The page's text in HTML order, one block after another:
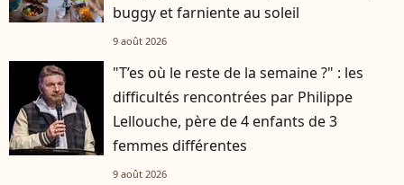
buggy et farniente au soleil
9 août 2026
"T’es où le reste de la semaine ?" : les
difficultés rencontrées par Philippe
Lellouche, père de 4 enfants de 3
femmes différentes
9 août 2026